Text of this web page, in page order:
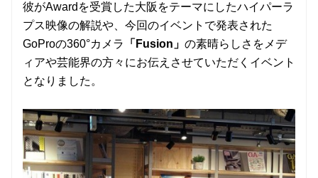
彼がAwardを受賞した大阪をテーマにしたハイパーラ
プス映像の解説や、今回のイベントで発表された
GoProの360°カメラ
「Fusion」 の素晴らしさをメデ
ィアや芸能界の方々にお伝えさせていただくイベント
となりました。